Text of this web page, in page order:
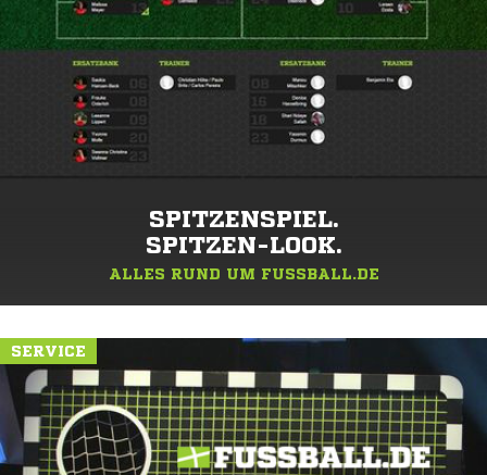
SPITZENSPIEL.
SPITZEN-LOOK.
ALLES RUND UM FUSSBALL.DE
SERVICE